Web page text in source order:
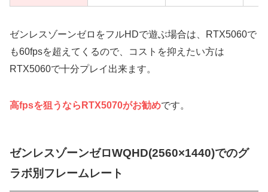
ゼンレスゾーンゼロをフルHDで遊ぶ場合は、RTX5060で
も60fpsを超えてくるので、コストを抑えたい方は
RTX5060で十分プレイ出来ます。
高fpsを狙うならRTX5070がお勧めです。
ゼンレスゾーンゼロWQHD(2560×1440)でのグ
ラボ別フレームレート